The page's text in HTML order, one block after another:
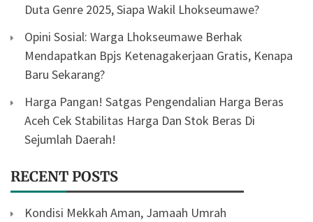
Duta Genre 2025, Siapa Wakil Lhokseumawe?
Opini Sosial: Warga Lhokseumawe Berhak
Mendapatkan Bpjs Ketenagakerjaan Gratis, Kenapa
Baru Sekarang?
Harga Pangan! Satgas Pengendalian Harga Beras
Aceh Cek Stabilitas Harga Dan Stok Beras Di
Sejumlah Daerah!
RECENT POSTS
Kondisi Mekkah Aman, Jamaah Umrah